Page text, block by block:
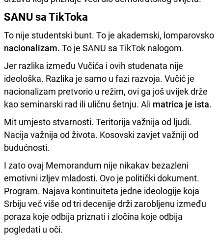
SANU sa TikToka
To nije studentski bunt. To je akademski, lomparovsko
nacionalizam. To je SANU sa TikTok nalogom.
Jer razlika između Vučića i ovih studenata nije
ideološka. Razlika je samo u fazi razvoja. Vučić je
nacionalizam pretvorio u režim, ovi ga još uvijek drže
kao seminarski rad ili uličnu šetnju. Ali matrica je ista.
Mit umjesto stvarnosti. Teritorija važnija od ljudi.
Nacija važnija od života. Kosovski zavjet važniji od
budućnosti.
I zato ovaj Memorandum nije nikakav bezazleni
emotivni izljev mladosti. Ovo je politički dokument.
Program. Najava kontinuiteta jedne ideologije koja
Srbiju već više od tri decenije drži zarobljenu između
poraza koje odbija priznati i zločina koje odbija
pogledati u oči.